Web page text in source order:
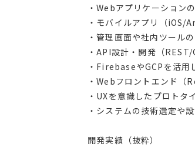
・Webアプリケーション
・モバイルアプリ（iOS/
・管理画面や社内ツール
・API設計・開発（REST/
・FirebaseやGCPを活用
・Webフロントエンド
・UXを意識したプロトタ
・システムの技術選定や
開発実績（抜粋）